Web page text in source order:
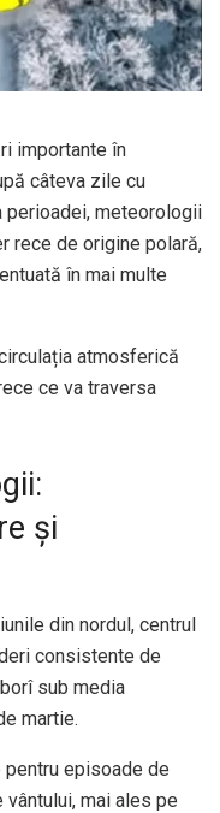
importante în
câteva zile cu
perioadei, meteorologii
rece de origine polară,
în mai multe
atmosferică
ce va traversa
și
din nordul, centrul
consistente de
sub media
martie.
episoade de
mai ales pe